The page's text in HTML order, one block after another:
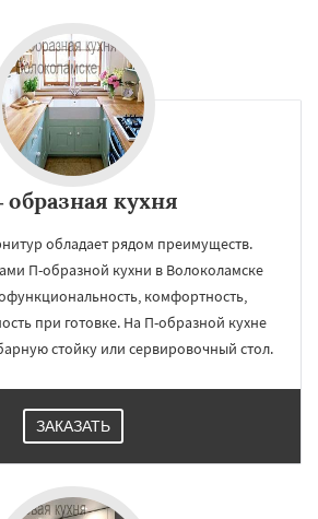
образная кухня
обладает рядом преимуществ.
П-образной кухни в Волоколамске
комфортность,
при готовке. На П-образной кухне
стойку или сервировочный стол.
ЗАКАЗАТЬ